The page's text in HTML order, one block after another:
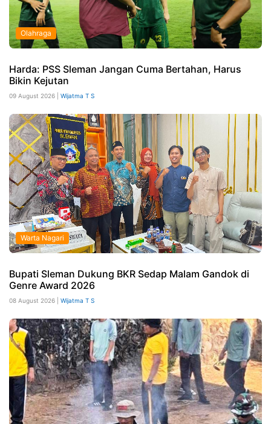
Olahraga
Harda: PSS Sleman Jangan Cuma Bertahan, Harus
Bikin Kejutan
09 August 2026 | Wijatma T S
Warta Nagari
Bupati Sleman Dukung BKR Sedap Malam Gandok di
Genre Award 2026
08 August 2026 | Wijatma T S